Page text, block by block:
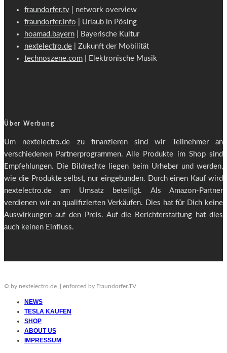
fraundorfer.tv | network overview
fraundorfer.info | Urlaub in Pösing
hoamad.bayern | Bayerische Kultur
nextelectro.de | Zukunft der Mobilität
technoszene.com | Elektronische Musik
Über Werbung
Um nextelectro.de zu finanzieren sind wir Teilnehmer an
verschiedenen Partnerprogrammen. Alle Produkte im Shop sind
Empfehlungen. Die Bildrechte liegen beim Urheber und werden,
wie die Produkte selbst, nur eingebunden. Durch einen Kauf wird
nextelectro.de am Umsatz beteiligt. Als Amazon-Partner
verdienen wir an qualifizierten Verkäufen. Dies hat für Dich keine
Auswirkungen auf den Preis. Auf die Berichterstattung hat dies
auch keinen Einfluss.
© by nextelectro.de || enforced by Fraundorfer.TV
NEWS
TESLA KAUFEN
SHOP
ABOUT US
IMPRESSUM